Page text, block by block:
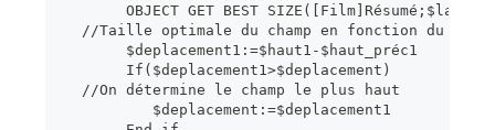
OBJECT GET BEST
//Taille optimale du champ en fonction du
$deplacement1:=$haut1-$haut_préc1
If($deplacement1>$deplacement)
//On détermine le champ le plus haut
$deplacement:=$deplacement1